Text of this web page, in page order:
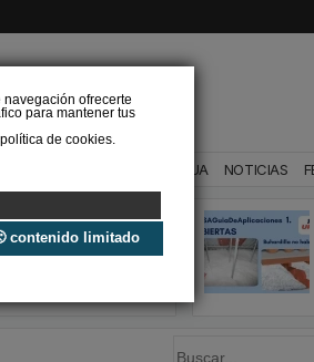
ofrecerte
para mantener tus
de cookies.
contenido limitado
BAÑO Y AGUA NOTICIAS
en
qué le va a
la ley a tu